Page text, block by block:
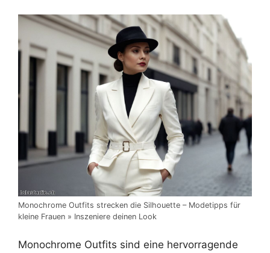
Monochrome Outfits strecken die Silhouette – Modetipps für
kleine Frauen » Inszeniere deinen Look
Monochrome Outfits sind eine hervorragende